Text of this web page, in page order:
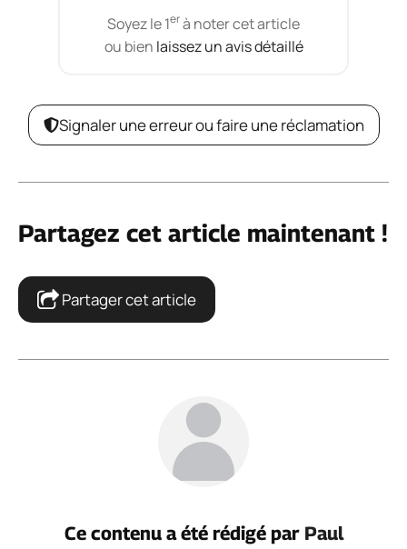
Soyez le 1erà noter cet article
ou bien laissez un avis détaillé
Signaler une erreur ou faire une réclamation
Partagez cet article maintenant !
Partager cet article
Ce contenu a été rédigé par Paul